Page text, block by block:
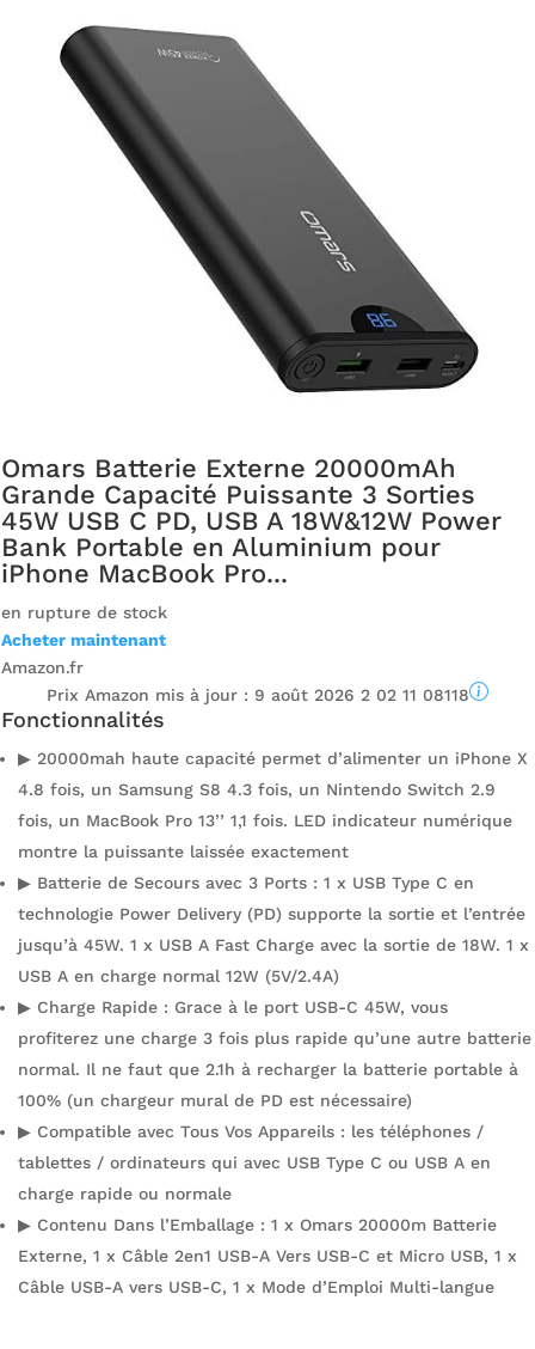
Omars Batterie Externe 20000mAh
Grande Capacité Puissante 3 Sorties
45W USB C PD, USB A 18W&12W Power
Bank Portable en Aluminium pour
iPhone MacBook Pro...
en rupture de stock
Acheter maintenant
Amazon.fr
Prix ​​Amazon mis à jour : 9 août 2026 2 02 11 08118
Fonctionnalités
▶ 20000mah haute capacité permet d’alimenter un iPhone X
4.8 fois, un Samsung S8 4.3 fois, un Nintendo Switch 2.9
fois, un MacBook Pro 13’’ 1,1 fois. LED indicateur numérique
montre la puissante laissée exactement
▶ Batterie de Secours avec 3 Ports : 1 x USB Type C en
technologie Power Delivery (PD) supporte la sortie et l’entrée
jusqu’à 45W. 1 x USB A Fast Charge avec la sortie de 18W. 1 x
USB A en charge normal 12W (5V/2.4A)
▶ Charge Rapide : Grace à le port USB-C 45W, vous
profiterez une charge 3 fois plus rapide qu’une autre batterie
normal. Il ne faut que 2.1h à recharger la batterie portable à
100% (un chargeur mural de PD est nécessaire)
▶ Compatible avec Tous Vos Appareils : les téléphones /
tablettes / ordinateurs qui avec USB Type C ou USB A en
charge rapide ou normale
▶ Contenu Dans l’Emballage : 1 x Omars 20000m Batterie
Externe, 1 x Câble 2en1 USB-A Vers USB-C et Micro USB, 1 x
Câble USB-A vers USB-C, 1 x Mode d’Emploi Multi-langue